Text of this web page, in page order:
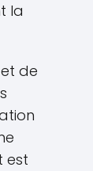
la
de
est